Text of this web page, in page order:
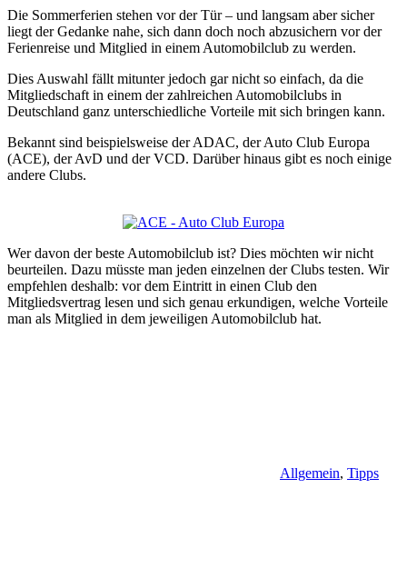
Die Sommerferien stehen vor der Tür – und langsam aber sicher
liegt der Gedanke nahe, sich dann doch noch abzusichern vor der
Ferienreise und Mitglied in einem Automobilclub zu werden.
Dies Auswahl fällt mitunter jedoch gar nicht so einfach, da die
Mitgliedschaft in einem der zahlreichen Automobilclubs in
Deutschland ganz unterschiedliche Vorteile mit sich bringen kann.
Bekannt sind beispielsweise der ADAC, der Auto Club Europa
(ACE), der AvD und der VCD. Darüber hinaus gibt es noch einige
andere Clubs.
Wer davon der beste Automobilclub ist? Dies möchten wir nicht
beurteilen. Dazu müsste man jeden einzelnen der Clubs testen. Wir
empfehlen deshalb: vor dem Eintritt in einen Club den
Mitgliedsvertrag lesen und sich genau erkundigen, welche Vorteile
man als Mitglied in dem jeweiligen Automobilclub hat.
Allgemein, Tipps